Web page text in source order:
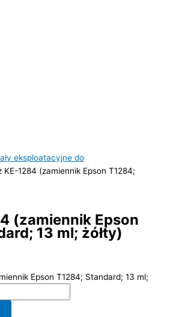
eksploatacyjne do
KE-1284 (zamiennik Epson T1284;
(zamiennik Epson
13 ml; żółty)
Epson T1284; Standard; 13 ml;